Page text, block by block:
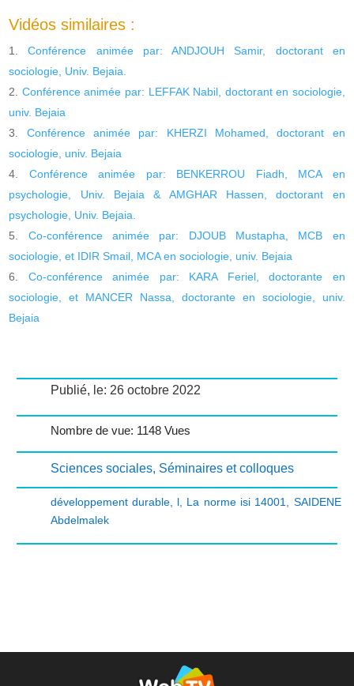
Vidéos similaires :
Conférence animée par: ANDJOUH Samir, doctorant en
sociologie, Univ. Bejaia.
Conférence animée par: LEFFAK Nabil, doctorant en sociologie,
univ. Bejaia
Conférence animée par: KHERZI Mohamed, doctorant en
sociologie, univ. Bejaia
Conférence animée par: BENKERROU Fiadh, MCA en
psychologie, Univ. Bejaia & AMGHAR Hassen, doctorant en
psychologie, Univ. Bejaia.
Co-conférence animée par: DJOUB Mustapha, MCB en
sociologie, et IDIR Smail, MCA en sociologie, univ. Bejaia
Co-conférence animée par: KARA Feriel, doctorante en
sociologie, et MANCER Nassa, doctorante en sociologie, univ.
Bejaia
Publié, le: 26 octobre 2022
Nombre de vue: 1148 Vues
Sciences sociales, Séminaires et colloques
développement durable, l La norme isi 14001
SAIDENE
Abdelmalek